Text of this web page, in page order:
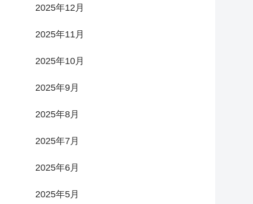
2025年12月
2025年11月
2025年10月
2025年9月
2025年8月
2025年7月
2025年6月
2025年5月